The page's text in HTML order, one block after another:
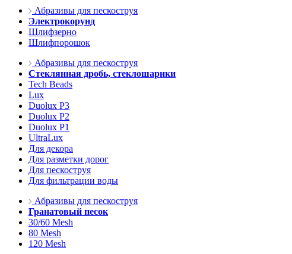
Абразивы для пескоструя
Электрокорунд
Шлифзерно
Шлифпорошок
Абразивы для пескоструя
Стеклянная дробь, стеклошарики
Tech Beads
Lux
Duolux P3
Duolux P2
Duolux P1
UltraLux
Для декора
Для разметки дорог
Для пескоструя
Для фильтрации воды
Абразивы для пескоструя
Гранатовый песок
30/60 Mesh
80 Mesh
120 Mesh